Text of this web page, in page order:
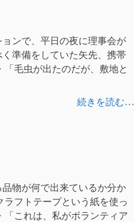
ンで、平日の夜に理事会が
準備をしていた矢先、携帯
毛虫が出たのだが、敷地と
続きを読む…
物が何で出来ているか分か
フトテープという紙を使っ
これは、私がボランティア